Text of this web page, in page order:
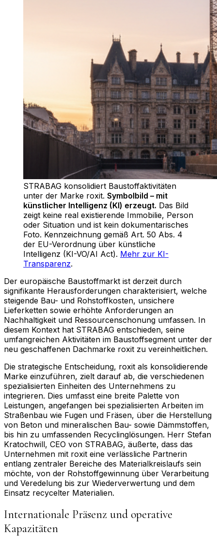
STRABAG konsolidiert Baustoffaktivitäten
unter der Marke roxit. Symbolbild – mit
künstlicher Intelligenz (KI) erzeugt. Das Bild
zeigt keine real existierende Immobilie, Person
oder Situation und ist kein dokumentarisches
Foto. Kennzeichnung gemäß Art. 50 Abs. 4
der EU-Verordnung über künstliche
Intelligenz (KI-VO/AI Act). Mehr zur KI-
Transparenz.
Der europäische Baustoffmarkt ist derzeit durch
signifikante Herausforderungen charakterisiert, welche
steigende Bau- und Rohstoffkosten, unsichere
Lieferketten sowie erhöhte Anforderungen an
Nachhaltigkeit und Ressourcenschonung umfassen. In
diesem Kontext hat STRABAG entschieden, seine
umfangreichen Aktivitäten im Baustoffsegment unter der
neu geschaffenen Dachmarke roxit zu vereinheitlichen.
Die strategische Entscheidung, roxit als konsolidierende
Marke einzuführen, zielt darauf ab, die verschiedenen
spezialisierten Einheiten des Unternehmens zu
integrieren. Dies umfasst eine breite Palette von
Leistungen, angefangen bei spezialisierten Arbeiten im
Straßenbau wie Fugen und Fräsen, über die Herstellung
von Beton und mineralischen Bau- sowie Dämmstoffen,
bis hin zu umfassenden Recyclinglösungen. Herr Stefan
Kratochwill, CEO von STRABAG, äußerte, dass das
Unternehmen mit roxit eine verlässliche Partnerin
entlang zentraler Bereiche des Materialkreislaufs sein
möchte, von der Rohstoffgewinnung über Verarbeitung
und Veredelung bis zur Wiederverwertung und dem
Einsatz recycelter Materialien.
Internationale Präsenz und operative
Kapazitäten